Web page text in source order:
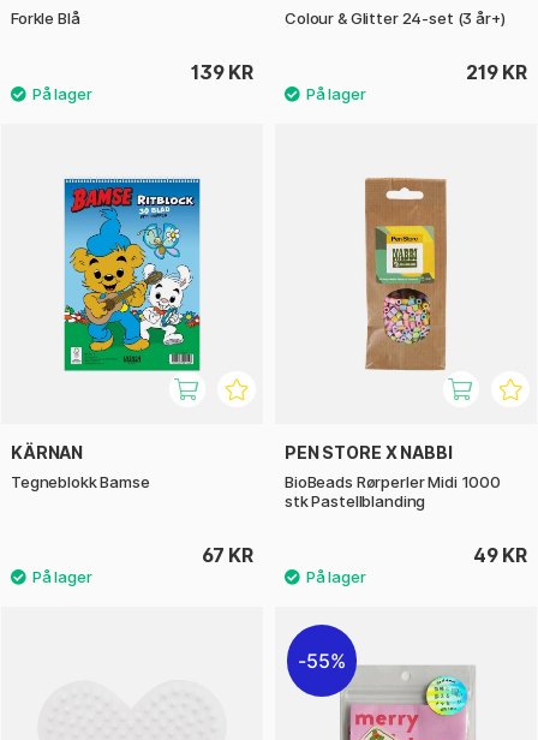
Forkle Blå
139 KR
Colour & Glitter 24-set (3 år+)
219 KR
KÄRNAN
Tegneblokk Bamse
67 KR
PEN STORE X NABBI
BioBeads Rørperler Midi 1000
stk Pastellblanding
49 KR
55%